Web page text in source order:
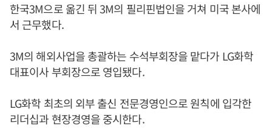
한국3M으로 옮긴 뒤 3M의 필리핀법인을 거쳐 미국 본사에
서 근무했다.
3M의 해외사업을 총괄하는 수석부회장을 맡다가 LG화학
대표이사 부회장으로 영입됐다.
LG화학 최초의 외부 출신 전문경영인으로 원칙에 입각한
리더십과 현장경영을 중시한다.